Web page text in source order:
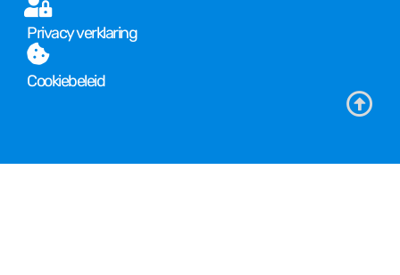
Privacy verklaring
Cookiebeleid